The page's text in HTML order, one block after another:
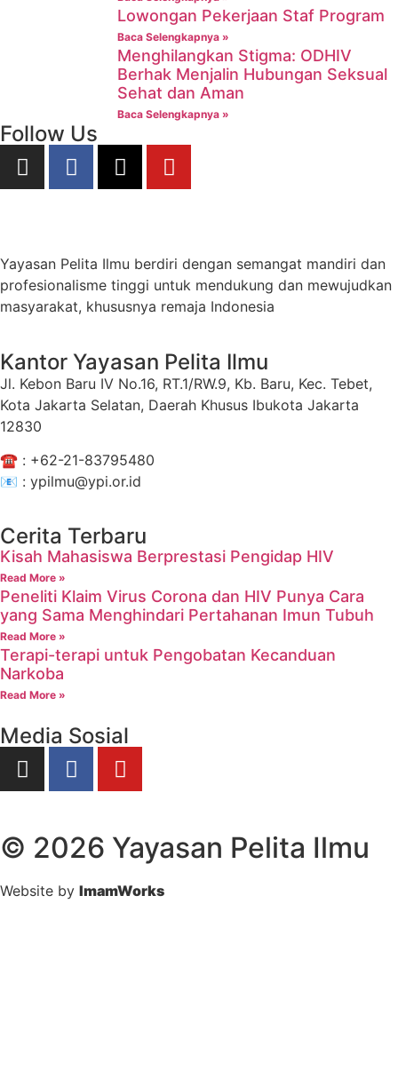
Lowongan Pekerjaan Staf Program
Baca Selengkapnya »
Menghilangkan Stigma: ODHIV
Berhak Menjalin Hubungan Seksual
Sehat dan Aman
Baca Selengkapnya »
Follow Us
Yayasan Pelita Ilmu berdiri dengan semangat mandiri dan
profesionalisme tinggi untuk mendukung dan mewujudkan
masyarakat, khususnya remaja Indonesia
Kantor Yayasan Pelita Ilmu
Jl. Kebon Baru IV No.16, RT.1/RW.9, Kb. Baru, Kec. Tebet,
Kota Jakarta Selatan, Daerah Khusus Ibukota Jakarta
12830
☎️ : +62-21-83795480
📧 : ypilmu@ypi.or.id
Cerita Terbaru
Kisah Mahasiswa Berprestasi Pengidap HIV
Read More »
Peneliti Klaim Virus Corona dan HIV Punya Cara
yang Sama Menghindari Pertahanan Imun Tubuh
Read More »
Terapi-terapi untuk Pengobatan Kecanduan
Narkoba
Read More »
Media Sosial
© 2026 Yayasan Pelita Ilmu
Website by ImamWorks